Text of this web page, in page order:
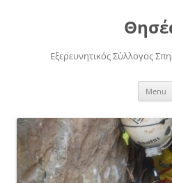
Εξερευνητικός Σύλλογος
Menu